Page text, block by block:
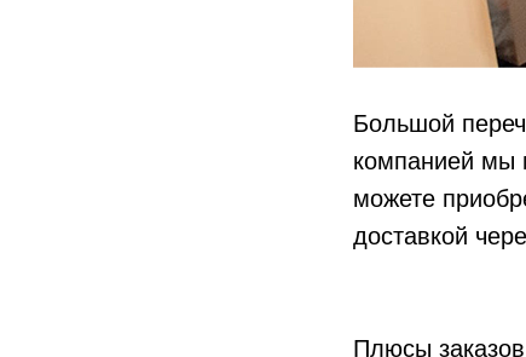
Большой
компанией мы
можете
доставкой
Плюсы